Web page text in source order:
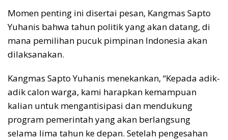
Momen penting ini disertai pesan, Kangmas Sapto
Yuhanis bahwa tahun politik yang akan datang, di
mana pemilihan pucuk pimpinan Indonesia akan
dilaksanakan.
Kangmas Sapto Yuhanis menekankan, “Kepada adik-
adik calon warga, kami harapkan kemampuan
kalian untuk mengantisipasi dan mendukung
program pemerintah yang akan berlangsung
selama lima tahun ke depan. Setelah pengesahan